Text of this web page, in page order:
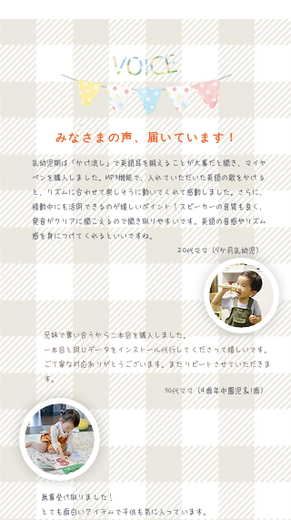
​みなさまの声、届いています！
乳幼児期は「かけ流し」で英語耳を鍛えることが大事だと聞き、マイヤ
ペンを購入しました。 MP3機能で、入れていただいた英語の歌をかける
と、リズムに合わせて楽しそうに動いてくれて感動しました。さらに、
移動中にも活用できるのが嬉しいポイント！スピーカーの音質も良く、
発音がクリアに聞こえるので聞き取りやすいです。英語の音感やリズム
感を身につけてくれるといいですね。
​20代ママ（9か月乳幼児）
​兄妹で奪い合うから二本目を購入しました。
​一本目と同じデータをインストール代行してくださって嬉しいです。
ご丁寧な対応ありがとうございます。またリピートさせていただきま
す。
30代ママ（4歳年中園児＆1歳）
無事受け取りました！
とても面白いアイテムで子供も気に入っています。